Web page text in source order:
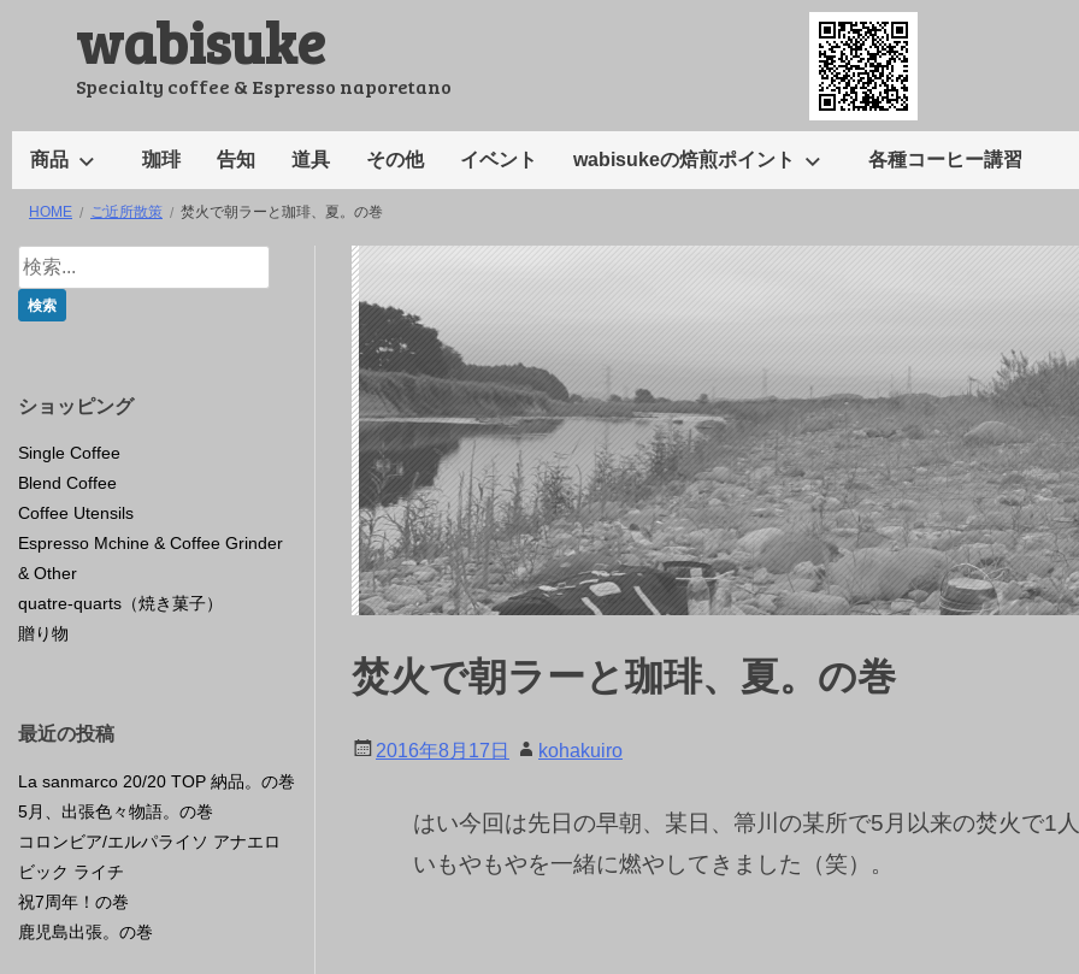
wabisuke
Specialty coffee & Espresso naporetano
商品 珈琲 告知 道具 その他 イベント wabisukeの焙煎ポイント 各種コーヒー講習
HOME ご近所散策 焚火で朝ラーと珈琲、夏。の巻
焚火で朝ラーと珈琲、夏。の巻
2016年8月17日 kohakuiro
はい今回は先日の早朝、某日、箒川の某所で5月以来の焚火で1
いもやもやを一緒に燃やしてきました（笑）。
ショッピング
Single Coffee
Blend Coffee
Coffee Utensils
Espresso Mchine & Coffee Grinder
& Other
quatre-quarts（焼き菓子）
贈り物
最近の投稿
La sanmarco 20/20 TOP 納品。の巻
5月、出張色々物語。の巻
コロンビア/エルパライソ アナエロ
ビック ライチ
祝7周年！の巻
鹿児島出張。の巻